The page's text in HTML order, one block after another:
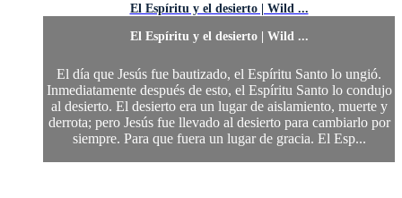
El Espíritu y el desierto | Wild ...
El Espíritu y el desierto | Wild ...
El día que Jesús fue bautizado, el Espíritu Santo lo ungió.
Inmediatamente después de esto, el Espíritu Santo lo condujo
al desierto. El desierto era un lugar de aislamiento, muerte y
derrota; pero Jesús fue llevado al desierto para cambiarlo por
siempre. Para que fuera un lugar de gracia. El Esp...